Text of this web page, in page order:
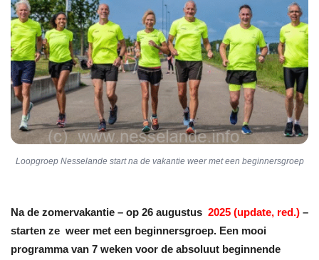
Loopgroep Nesselande start na de vakantie weer met een beginnersgroep
Na de zomervakantie – op 26 augustus 2025 (update, red.) –
starten ze weer met een beginnersgroep. Een mooi
programma van 7 weken voor de absoluut beginnende